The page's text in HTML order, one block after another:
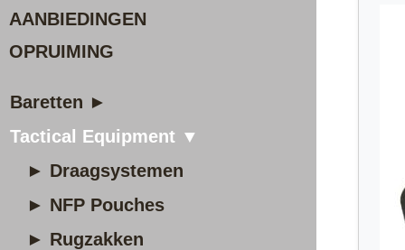
AANBIEDINGEN
OPRUIMING
Baretten ►
Tactical Equipment ▼
► Draagsystemen
► NFP Pouches
► Rugzakken